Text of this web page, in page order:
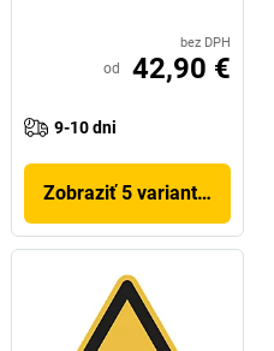
bez DPH
od 42,90 €
9-10 dni
Zobraziť 5 variantov